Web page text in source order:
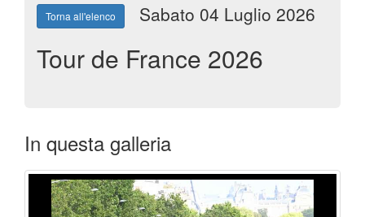
Torna all'elenco Sabato 04 Luglio 2026
Tour de France 2026
In questa galleria